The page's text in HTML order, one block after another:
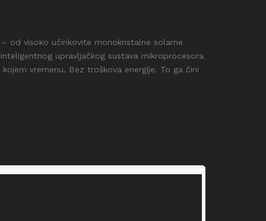
od visoko učinkovite monokristalne solarne
upravljačkog sustava mikroprocesora
vremenu. Bez troškova energije. To ga čini